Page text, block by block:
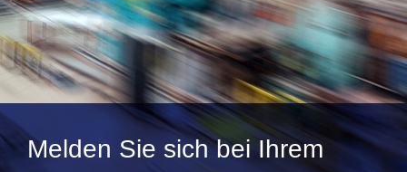
Melden Sie sich bei Ihrem